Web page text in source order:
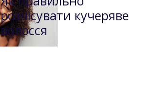
розчісувати кучеряве
волосся